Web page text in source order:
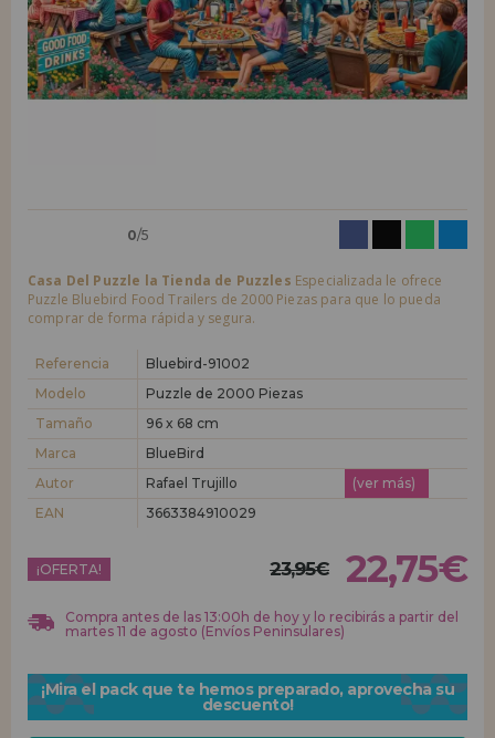
LIQUIDACIONES
INFORMACIÓN
Quiero registrarme como
nuevo cliente
Al crear una cuenta en casadelpuzzle.com podrás realizar tus compras
nuevo distribuidor
¿Eres Profesional o Empresa?. ¿Quieres vender en tu negocio
condiciones de ventas con descuentos especiales para la distribución.
¡Adelante! Te estábamos esperando.
0/5
Casa Del Puzzle la Tienda de Puzzles Especializada le ofrece
Puzzle Bluebird Food Trailers de 2000 Piezas para que lo pueda
comprar de forma rápida y segura.
Referencia
Bluebird-91002
Modelo
Puzzle de 2000 Piezas
Tamaño
96 x 68 cm
Marca
BlueBird
Autor
Rafael Trujillo
(ver más)
EAN
3663384910029
¡OFERTA! 23,95€ 22,75€
Compra antes de las 13:00h de hoy y lo recibirás a partir del
martes 11 de agosto (Envíos Peninsulares)
¡Mira el pack que te hemos preparado, aprovecha su
descuento!